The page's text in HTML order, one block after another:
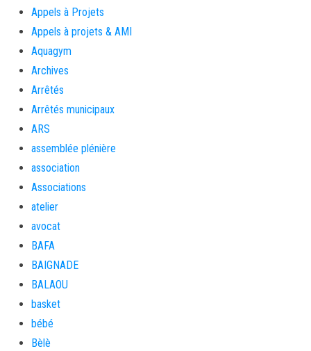
Appels à Projets
Appels à projets & AMI
Aquagym
Archives
Arrêtés
Arrêtés municipaux
ARS
assemblée plénière
association
Associations
atelier
avocat
BAFA
BAIGNADE
BALAOU
basket
bébé
Bèlè